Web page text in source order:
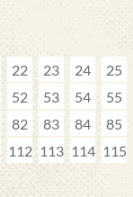
22 23 24 25
52 53 54 55
82 83 84 85
112 113 114 115